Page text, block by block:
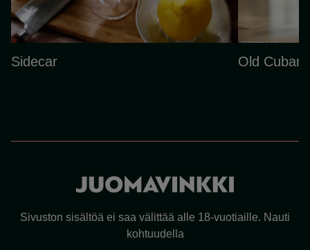
Sidecar Old Cuban
Sivuston sisältöä ei saa välittää alle 18-vuotiaille. Nauti
kohtuudella